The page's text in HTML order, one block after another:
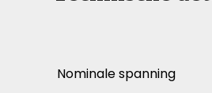
Nominale spanning